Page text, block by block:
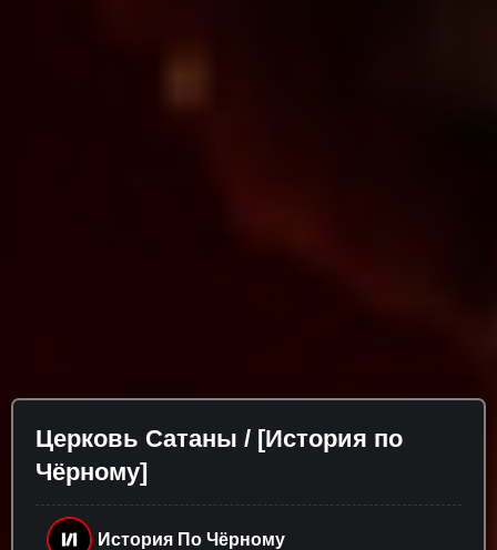
Церковь Сатаны / [История по
Чёрному]
История По Чёрному